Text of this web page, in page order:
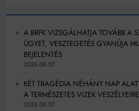
A BRFK VIZSGÁLHATJA TOVÁBB A
ÜGYET, VESZTEGETÉS GYANÚJA
BEJELENTÉS
2026.08.07.
KÉT TRAGÉDIA NÉHÁNY NAP
A TERMÉSZETES VIZEK
2026.08.07.